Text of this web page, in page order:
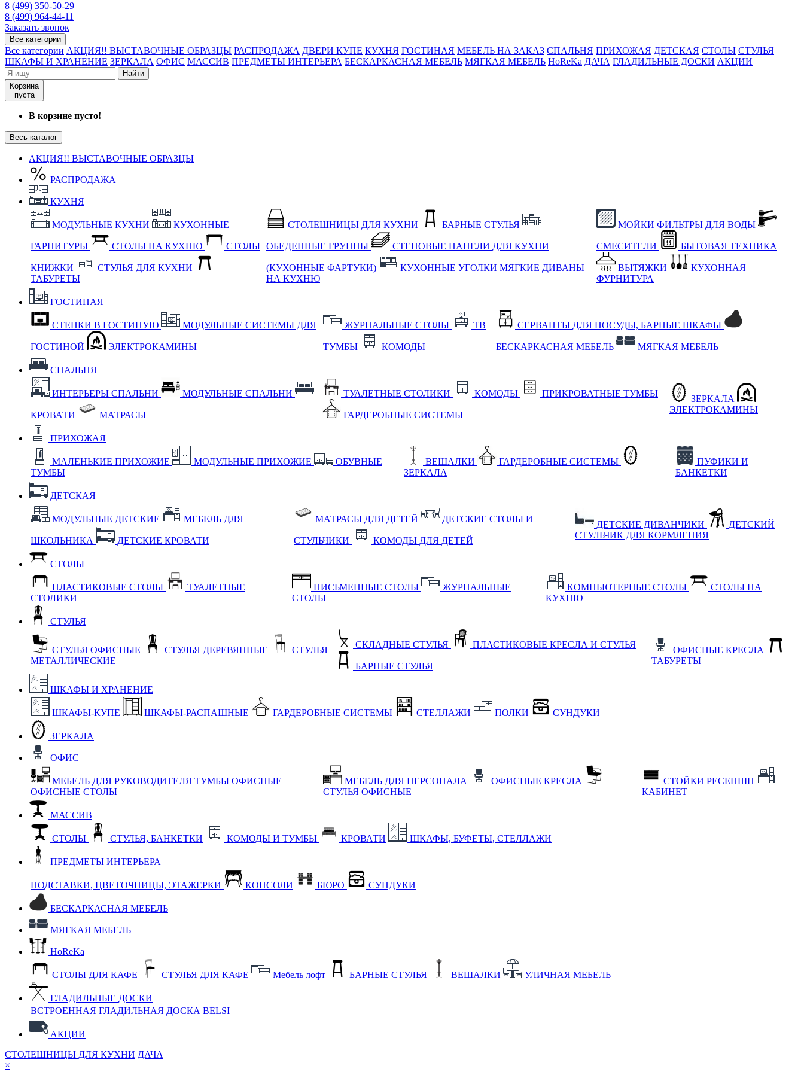
8 (499) 350-50-29
8 (499) 964-44-11
Заказать звонок
Все категории
Все категории АКЦИЯ!! ВЫСТАВОЧНЫЕ ОБРАЗЦЫ РАСПРОДАЖА ДВЕРИ КУПЕ КУХНЯ ГОСТИНАЯ МЕБЕЛЬ НА ЗАКАЗ СПАЛЬНЯ ПРИХОЖАЯ ДЕТСКАЯ СТОЛЫ СТУЛЬЯ
ШКАФЫ И ХРАНЕНИЕ ЗЕРКАЛА ОФИС МАССИВ ПРЕДМЕТЫ ИНТЕРЬЕРА БЕСКАРКАСНАЯ МЕБЕЛЬ МЯГКАЯ МЕБЕЛЬ HoReKa ДАЧА ГЛАДИЛЬНЫЕ ДОСКИ АКЦИИ
Найти
Корзина
пуста
В корзине пусто!
Весь каталог
АКЦИЯ!! ВЫСТАВОЧНЫЕ ОБРАЗЦЫ
РАСПРОДАЖА
КУХНЯ
МОДУЛЬНЫЕ КУХНИ КУХОННЫЕ
ГАРНИТУРЫ СТОЛЫ НА КУХНЮ СТОЛЫ
КНИЖКИ
СТУЛЬЯ ДЛЯ КУХНИ
ТАБУРЕТЫ
СТОЛЕШНИЦЫ ДЛЯ КУХНИ БАРНЫЕ СТУЛЬЯ
ОБЕДЕННЫЕ ГРУППЫ СТЕНОВЫЕ ПАНЕЛИ ДЛЯ КУХНИ
(КУХОННЫЕ ФАРТУКИ) КУХОННЫЕ УГОЛКИ МЯГКИЕ ДИВАНЫ
НА КУХНЮ
МОЙКИ ФИЛЬТРЫ ДЛЯ ВОДЫ
СМЕСИТЕЛИ БЫТОВАЯ ТЕХНИКА
ВЫТЯЖКИ
КУХОННАЯ
ФУРНИТУРА
ГОСТИНАЯ
СТЕНКИ В ГОСТИНУЮ МОДУЛЬНЫЕ СИСТЕМЫ ДЛЯ
ГОСТИНОЙ ЭЛЕКТРОКАМИНЫ
ЖУРНАЛЬНЫЕ СТОЛЫ ТВ
ТУМБЫ КОМОДЫ
СЕРВАНТЫ ДЛЯ ПОСУДЫ, БАРНЫЕ ШКАФЫ
БЕСКАРКАСНАЯ МЕБЕЛЬ МЯГКАЯ МЕБЕЛЬ
СПАЛЬНЯ
ИНТЕРЬЕРЫ СПАЛЬНИ МОДУЛЬНЫЕ СПАЛЬНИ
КРОВАТИ МАТРАСЫ
ТУАЛЕТНЫЕ СТОЛИКИ КОМОДЫ ПРИКРОВАТНЫЕ ТУМБЫ
ГАРДЕРОБНЫЕ СИСТЕМЫ
ЗЕРКАЛА
ЭЛЕКТРОКАМИНЫ
ПРИХОЖАЯ
МАЛЕНЬКИЕ ПРИХОЖИЕ МОДУЛЬНЫЕ ПРИХОЖИЕ
ОБУВНЫЕ
ТУМБЫ
ВЕШАЛКИ
ГАРДЕРОБНЫЕ СИСТЕМЫ
ЗЕРКАЛА
ПУФИКИ И
БАНКЕТКИ
ДЕТСКАЯ
МОДУЛЬНЫЕ ДЕТСКИЕ МЕБЕЛЬ ДЛЯ
ШКОЛЬНИКА ДЕТСКИЕ КРОВАТИ
МАТРАСЫ ДЛЯ ДЕТЕЙ ДЕТСКИЕ СТОЛЫ И
СТУЛЬЧИКИ КОМОДЫ ДЛЯ ДЕТЕЙ
ДЕТСКИЕ ДИВАНЧИКИ
ДЕТСКИЙ
СТУЛЬЧИК ДЛЯ КОРМЛЕНИЯ
СТОЛЫ
ПЛАСТИКОВЫЕ СТОЛЫ
ТУАЛЕТНЫЕ
СТОЛИКИ
ПИСЬМЕННЫЕ СТОЛЫ
ЖУРНАЛЬНЫЕ
СТОЛЫ
КОМПЬЮТЕРНЫЕ СТОЛЫ
СТОЛЫ НА
КУХНЮ
СТУЛЬЯ
СТУЛЬЯ ОФИСНЫЕ СТУЛЬЯ ДЕРЕВЯННЫЕ
СТУЛЬЯ
МЕТАЛЛИЧЕСКИЕ
СКЛАДНЫЕ СТУЛЬЯ ПЛАСТИКОВЫЕ КРЕСЛА И СТУЛЬЯ
БАРНЫЕ СТУЛЬЯ
ОФИСНЫЕ КРЕСЛА
ТАБУРЕТЫ
ШКАФЫ И ХРАНЕНИЕ
ШКАФЫ-КУПЕ ШКАФЫ-РАСПАШНЫЕ ГАРДЕРОБНЫЕ СИСТЕМЫ СТЕЛЛАЖИ ПОЛКИ СУНДУКИ
ЗЕРКАЛА
ОФИС
МЕБЕЛЬ ДЛЯ РУКОВОДИТЕЛЯ ТУМБЫ ОФИСНЫЕ
ОФИСНЫЕ СТОЛЫ
МЕБЕЛЬ ДЛЯ ПЕРСОНАЛА
ОФИСНЫЕ КРЕСЛА
СТУЛЬЯ ОФИСНЫЕ
СТОЙКИ РЕСЕПШН
КАБИНЕТ
МАССИВ
СТОЛЫ СТУЛЬЯ, БАНКЕТКИ КОМОДЫ И ТУМБЫ КРОВАТИ ШКАФЫ, БУФЕТЫ, СТЕЛЛАЖИ
ПРЕДМЕТЫ ИНТЕРЬЕРА
ПОДСТАВКИ, ЦВЕТОЧНИЦЫ, ЭТАЖЕРКИ КОНСОЛИ БЮРО СУНДУКИ
БЕСКАРКАСНАЯ МЕБЕЛЬ
МЯГКАЯ МЕБЕЛЬ
HoReKa
СТОЛЫ ДЛЯ КАФЕ СТУЛЬЯ ДЛЯ КАФЕ Мебель лофт БАРНЫЕ СТУЛЬЯ ВЕШАЛКИ УЛИЧНАЯ МЕБЕЛЬ
ГЛАДИЛЬНЫЕ ДОСКИ
ВСТРОЕННАЯ ГЛАДИЛЬНАЯ ДОСКА BELSI
АКЦИИ
СТОЛЕШНИЦЫ ДЛЯ КУХНИ ДАЧА
×